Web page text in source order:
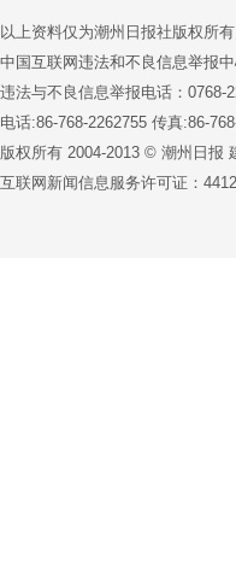
以上资料仅为潮州日报社版权所
中国互联网违法和不良信息举报
违法与不良信息举报电话：0768-
电话:86-768-2262755 传真:86-
版权所有 2004-2013 © 潮州日报
互联网新闻信息服务许可证：